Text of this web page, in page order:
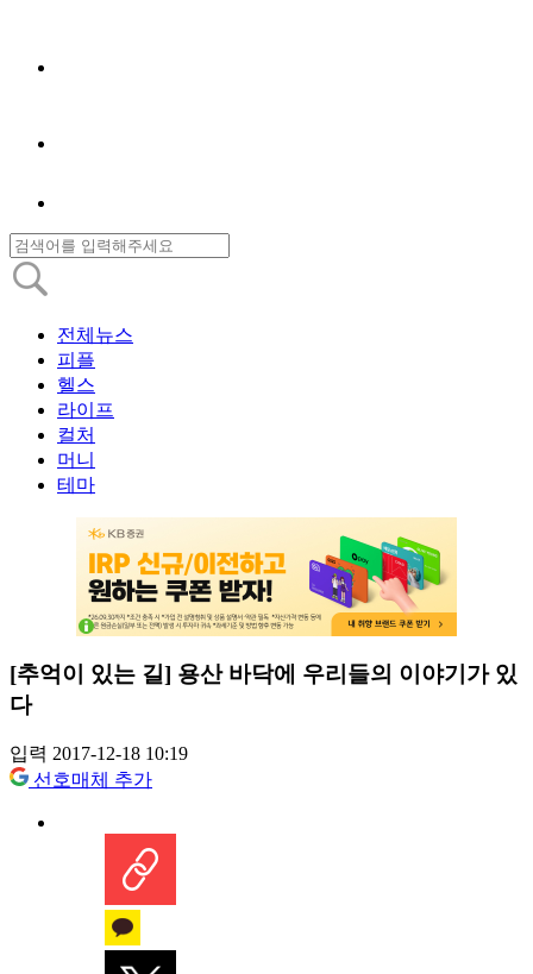
전체뉴스
피플
헬스
라이프
컬처
머니
테마
[추억이 있는 길] 용산 바닥에 우리들의 이야기가 있
다
입력 2017-12-18 10:19
선호매체 추가